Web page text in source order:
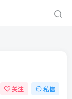
关注 私信